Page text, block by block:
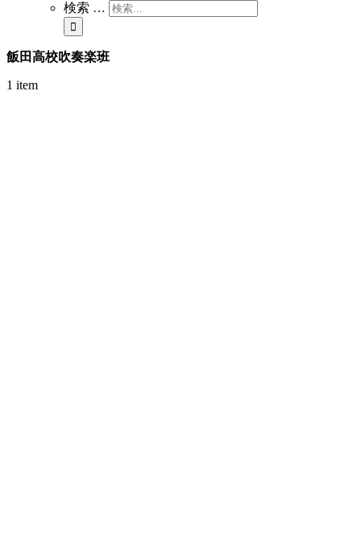
検索 …
飯田高校吹奏楽班
1 item